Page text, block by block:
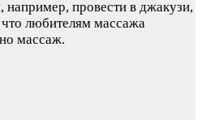
например, провести в джакузи,
любителям массажа
массаж.